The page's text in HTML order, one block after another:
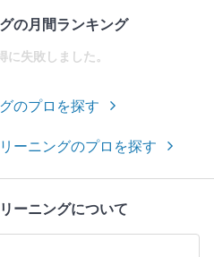
の月間ランキング
に失敗しました。
のプロを探す
ーニングのプロを探す
ーニングについて